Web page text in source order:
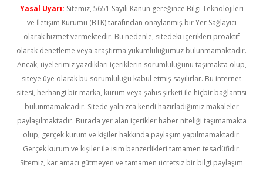
Yasal Uyarı: Sitemiz, 5651 Sayılı Kanun gereğince Bilgi Teknolojileri
ve İletişim Kurumu (BTK) tarafından onaylanmış bir Yer Sağlayıcı
olarak hizmet vermektedir. Bu nedenle, sitedeki içerikleri proaktif
olarak denetleme veya araştırma yükümlülüğümüz bulunmamaktadır.
Ancak, üyelerimiz yazdıkları içeriklerin sorumluluğunu taşımakta olup,
siteye üye olarak bu sorumluluğu kabul etmiş sayılırlar. Bu internet
sitesi, herhangi bir marka, kurum veya şahıs şirketi ile hiçbir bağlantısı
bulunmamaktadır. Sitede yalnızca kendi hazırladığımız makaleler
paylaşılmaktadır. Burada yer alan içerikler haber niteliği taşımamakta
olup, gerçek kurum ve kişiler hakkında paylaşım yapılmamaktadır.
Gerçek kurum ve kişiler ile isim benzerlikleri tamamen tesadüfidir.
Sitemiz, kar amacı gütmeyen ve tamamen ücretsiz bir bilgi paylaşım